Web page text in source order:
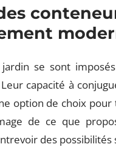
se sont
capacité à
option de choix
de ce que
des possibilités